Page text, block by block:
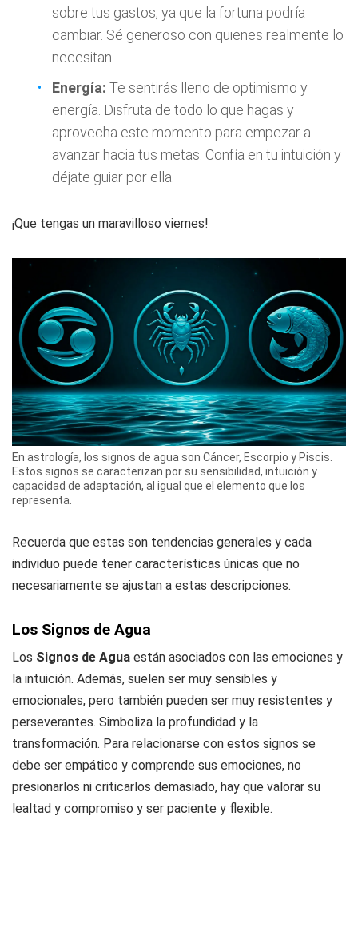
sobre tus gastos, ya que la fortuna podría
cambiar. Sé generoso con quienes realmente lo
necesitan.
Energía: Te sentirás lleno de optimismo y
energía. Disfruta de todo lo que hagas y
aprovecha este momento para empezar a
avanzar hacia tus metas. Confía en tu intuición y
déjate guiar por ella.
¡Que tengas un maravilloso viernes!
En astrología, los signos de agua son Cáncer, Escorpio y Piscis.
Estos signos se caracterizan por su sensibilidad, intuición y
capacidad de adaptación, al igual que el elemento que los
representa.
Recuerda que estas son tendencias generales y cada
individuo puede tener características únicas que no
necesariamente se ajustan a estas descripciones.
Los Signos de Agua
Los Signos de Agua están asociados con las emociones y
la intuición. Además, suelen ser muy sensibles y
emocionales, pero también pueden ser muy resistentes y
perseverantes. Simboliza la profundidad y la
transformación. Para relacionarse con estos signos se
debe ser empático y comprende sus emociones, no
presionarlos ni criticarlos demasiado, hay que valorar su
lealtad y compromiso y ser paciente y flexible.